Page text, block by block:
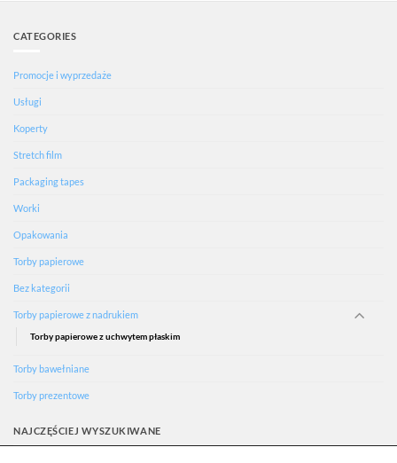
CATEGORIES
Promocje i wyprzedaże
Usługi
Koperty
Stretch film
Packaging tapes
Worki
Opakowania
Torby papierowe
Bez kategorii
Torby papierowe z nadrukiem
Torby papierowe z uchwytem płaskim
Torby bawełniane
Torby prezentowe
NAJCZĘŚCIEJ WYSZUKIWANE